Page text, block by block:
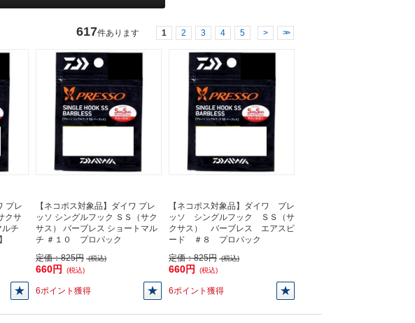
617件あります 1 2 3 4 5 > >>
プレ
クサ
チ
【ネコポス対象品】ダイワ プレ
ッソ シングルフック ＳＳ（サク
サス） バーブレス ショートマル
チ ＃１０ プロパック
定価：825円 (税込)
660円 (税込)
6ポイント獲得
【ネコポス対象品】ダイワ プレ
ッソ シングルフック ＳＳ（サ
クサス） バーブレス エアスピ
ード ＃８ プロパック
定価：825円 (税込)
660円 (税込)
6ポイント獲得